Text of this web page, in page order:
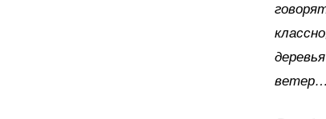
ветер…